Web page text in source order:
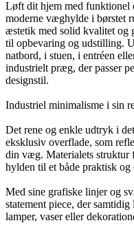
Løft dit hjem med funktionel
moderne væghylde i børstet
æstetik med solid kvalitet og
til opbevaring og udstilling.
natbord, i stuen, i entréen
industrielt præg, der passer
designstil.
Industriel minimalisme i sin
Det rene og enkle udtryk i
eksklusiv overflade, som
din væg. Materialets struktur
hylden til et både praktisk
Med sine grafiske linjer og
statement piece, der
lamper, vaser eller